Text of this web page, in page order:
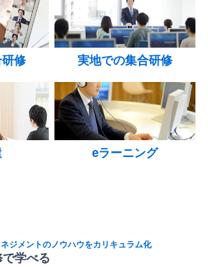
修 実地での集合研修
eラーニング
ジメントのノウハウをカリキュラム化
学べる